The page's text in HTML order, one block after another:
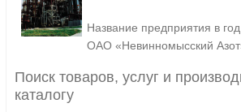
Название предприятия в
ОАО «Невинномысский
Поиск товаров, услуг и
каталогу